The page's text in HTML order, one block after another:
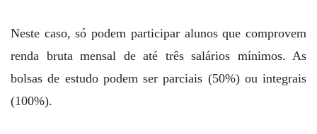
Neste caso, só podem participar alunos que comprovem
renda bruta mensal de até três salários mínimos. As
bolsas de estudo podem ser parciais (50%) ou integrais
(100%).